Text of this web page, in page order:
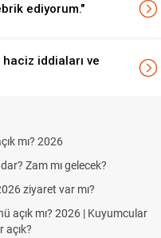
ediyorum."
haciz iddiaları ve
2026 Aras Kargo
Başlıyor ve Bitiyor?